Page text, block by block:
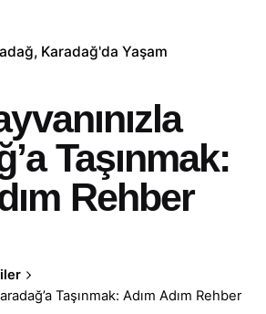
Karadağ'da Yaşam
Taşınmak:
Rehber
Taşınmak: Adım Adım Rehber